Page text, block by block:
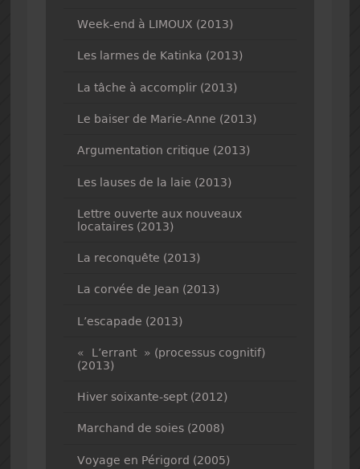
Week-end à LIMOUX (2013)
Les larmes de Katinka (2013)
La tâche à accomplir (2013)
Le baiser de Marie-Anne (2013)
Argumentation critique (2013)
Les lauses de la laie (2013)
Lettre ouverte aux nouveaux
locataires (2013)
La reconquête (2013)
La corvée de Jean (2013)
L’escapade (2013)
« L’errant » (processus cognitif)
(2013)
Hiver soixante-sept (2012)
Marchand de soies (2008)
Voyage en Périgord (2005)